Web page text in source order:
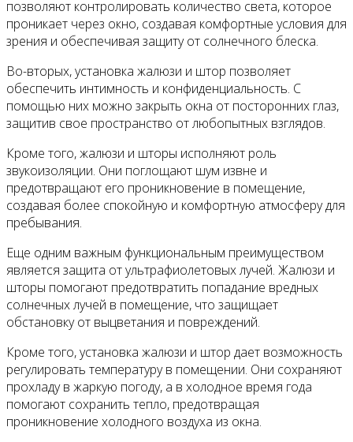
позволяют контролировать количество света, которое
проникает через окно, создавая комфортные условия для
зрения и обеспечивая защиту от солнечного блеска.
Во-вторых, установка жалюзи и штор позволяет
обеспечить интимность и конфиденциальность. С
помощью них можно закрыть окна от посторонних глаз,
защитив свое пространство от любопытных взглядов.
Кроме того, жалюзи и шторы исполняют роль
звукоизоляции. Они поглощают шум извне и
предотвращают его проникновение в помещение,
создавая более спокойную и комфортную атмосферу для
пребывания.
Еще одним важным функциональным преимуществом
является защита от ультрафиолетовых лучей. Жалюзи и
шторы помогают предотвратить попадание вредных
солнечных лучей в помещение, что защищает
обстановку от выцветания и повреждений.
Кроме того, установка жалюзи и штор дает возможность
регулировать температуру в помещении. Они сохраняют
прохладу в жаркую погоду, а в холодное время года
помогают сохранить тепло, предотвращая
проникновение холодного воздуха из окна.